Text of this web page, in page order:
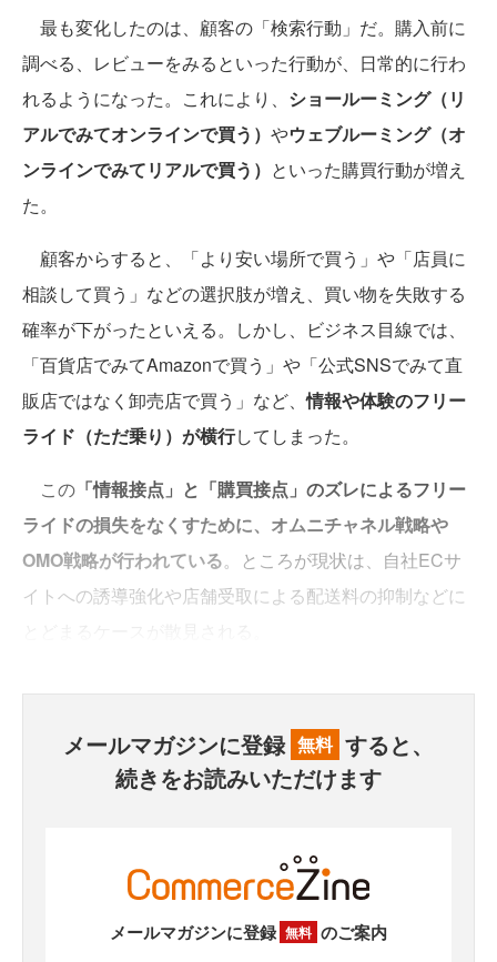
最も変化したのは、顧客の「検索行動」だ。購入前に
調べる、レビューをみるといった行動が、日常的に行わ
れるようになった。これにより、 ショールーミング（リ
アルでみてオンラインで買う） やウェブルーミング（オ
ンラインでみてリアルで買う） といった購買行動が増え
た。
顧客からすると、「より安い場所で買う」や「店員に
相談して買う」などの選択肢が増え、買い物を失敗する
確率が下がったといえる。しかし、ビジネス目線では、
「百貨店でみてAmazonで買う」や「公式SNSでみて直
販店ではなく卸売店で買う」など、情報や体験のフリー
ライド（ただ乗り）が横行してしまった。
この 「情報接点」と「購買接点」のズレによるフリー
ライドの損失をなくすために、オムニチャネル戦略や
OMO戦略が行われている。ところが現状は、自社ECサ
イトへの誘導強化や店舗受取による配送料の抑制などに
メールマガジンに登録 無料 すると、
続きをお読みいただけます
メールマガジンに登録 無料 のご案内